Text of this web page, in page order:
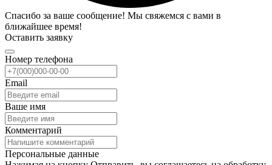
Спасибо за ваше сообщение! Мы свяжемся с вами в
ближайшее время!
Оставить заявку
Номер телефона
Email
Ваше имя
Комментарий
Персональные данные